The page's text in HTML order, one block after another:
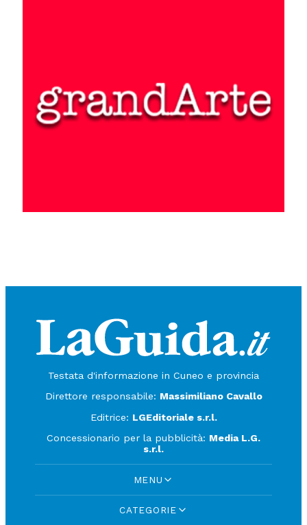
Testata d'informazione in Cuneo e provincia
Direttore responsabile: Massimiliano Cavallo
Editrice: LGEditoriale s.r.l.
Concessionario per la pubblicità: Media L.G.
s.r.l.
MENU
CATEGORIE